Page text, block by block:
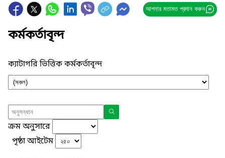
আপনার মতামত প্রদান করুন
কর্মকর্তাবৃন্দ
ক্যাটাগরি ভিত্তিক কর্মকর্তাবৃন্দ
ক্রম অনুসারে
পৃষ্ঠা আইটেম